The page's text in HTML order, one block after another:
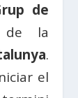
de
de la
.
el